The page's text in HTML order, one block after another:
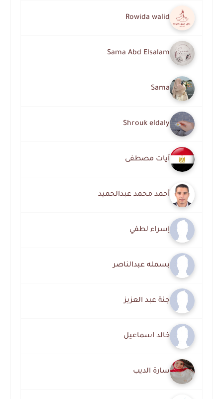
Rowida walid
Sama Abd Elsalam
Sama
Shrouk eldaly
آيات مصطفى
أحمد محمد عبدالحميد
إسراء لطفي
بسمله عبدالناصر
جنة عبد العزيز
خالد اسماعيل
سارة الديب